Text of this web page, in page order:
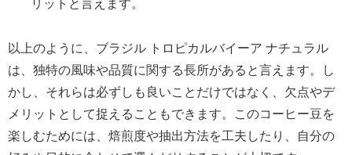
リットと言えます。
以上のように、ブラジル トロピカルバイーア ナチュラル
は、独特の風味や品質に関する長所があると言えます。し
かし、それらは必ずしも良いことだけではなく、欠点やデ
メリットとして捉えることもできます。このコーヒー豆を
楽しむためには、焙煎度や抽出方法を工夫したり、自分の